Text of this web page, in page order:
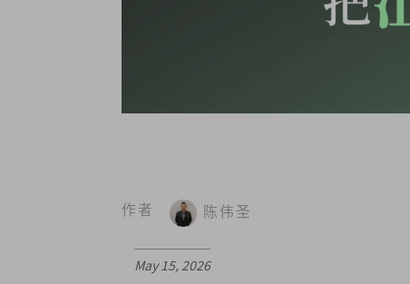
作者 陈伟圣
May 15, 2026